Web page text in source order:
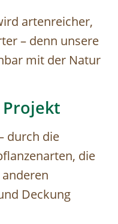
artenreicher,
– denn unsere
mit der Natur
durch die
die
Deckung